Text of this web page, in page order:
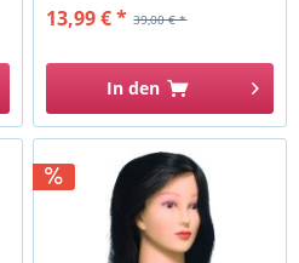
39,00 € *
13,99 € *
In den